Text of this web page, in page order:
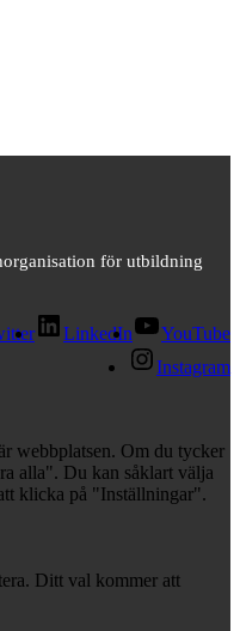
för utbildning
LinkedIn
YouTube
Instagram
webbplatsen. Om du tycker
alla". Du kan såklart välja
klicka på "Inställningar".
Ditt val kommer att